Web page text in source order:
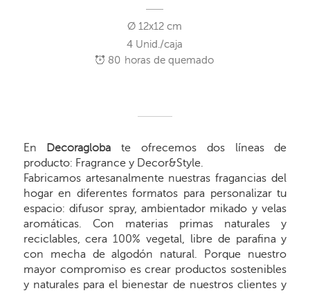
Ø 12x12 cm
4 Unid./caja
80 horas de quemado
En Decoragloba te ofrecemos dos líneas de
producto: Fragrance y Decor&Style.
Fabricamos artesanalmente nuestras fragancias del
hogar en diferentes formatos para personalizar tu
espacio: difusor spray, ambientador mikado y velas
aromáticas. Con materias primas naturales y
reciclables, cera 100% vegetal, libre de parafina y
con mecha de algodón natural. Porque nuestro
mayor compromiso es crear productos sostenibles
y naturales para el bienestar de nuestros clientes y